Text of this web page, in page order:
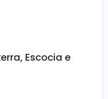
Escocia e